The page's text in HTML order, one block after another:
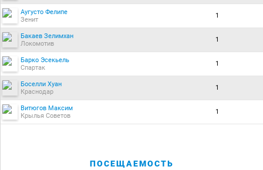
Аугусто Фелипе
Зенит
1
Бакаев Зелимхан
Локомотив
1
Барко Эсекьель
Спартак
1
Боселли Хуан
Краснодар
1
Витюгов Максим
Крылья Советов
1
ПОСЕЩАЕМОСТЬ